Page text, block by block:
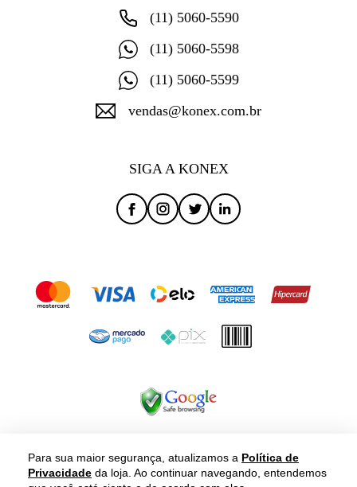
Para sua maior segurança, atualizamos a Política de
Privacidade da loja. Ao continuar navegando, entendemos
(11) 5060-5590
(11) 5060-5598
(11) 5060-5599
vendas@konex.com.br
SIGA A KONEX